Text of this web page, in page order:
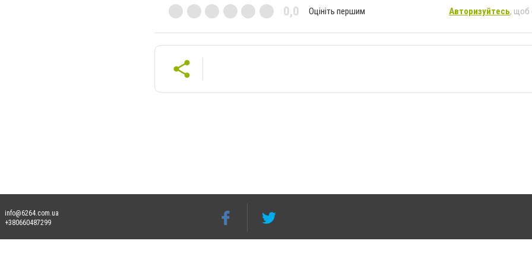
0,0 Оцініть першим Авторизуйтесь, щоб
info@6264.com.ua
+380660487299